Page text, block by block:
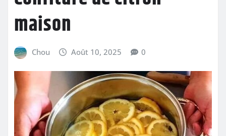
maison
Chou Août 10, 2025 0